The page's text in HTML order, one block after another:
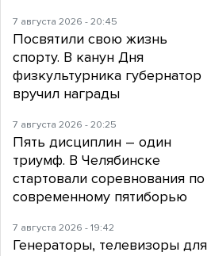
7 августа 2026 - 20:45
Посвятили свою жизнь
спорту. В канун Дня
физкультурника губернатор
вручил награды
7 августа 2026 - 20:25
Пять дисциплин – один
триумф. В Челябинске
стартовали соревнования по
современному пятиборью
7 августа 2026 - 19:42
Генераторы, телевизоры для